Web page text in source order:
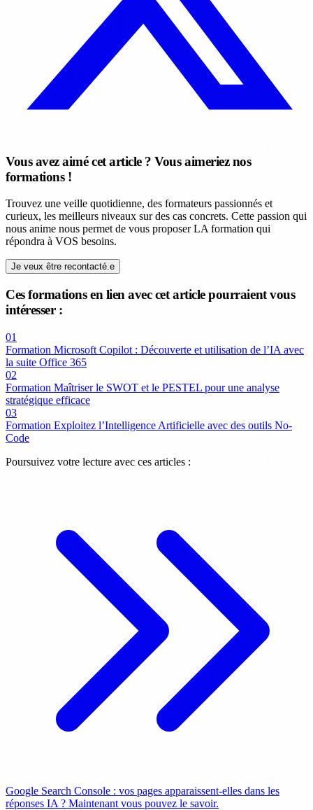
Vous avez aimé cet article ? Vous aimeriez nos
formations !
Trouvez une veille quotidienne, des formateurs passionnés et
curieux, les meilleurs niveaux sur des cas concrets. Cette passion qui
nous anime nous permet de vous proposer LA formation qui
répondra à VOS besoins.
Je veux être recontacté.e
Ces formations en lien avec cet article pourraient vous
intéresser :
01
Formation Microsoft Copilot : Découverte et utilisation de l’IA avec
la suite Office 365
02
Formation Maîtriser le SWOT et le PESTEL pour une analyse
stratégique efficace
03
Formation Exploitez l’Intelligence Artificielle avec des outils No-
Code
Poursuivez votre lecture avec ces articles :
Google Search Console : vos pages apparaissent-elles dans les
réponses IA ? Maintenant vous pouvez le savoir.